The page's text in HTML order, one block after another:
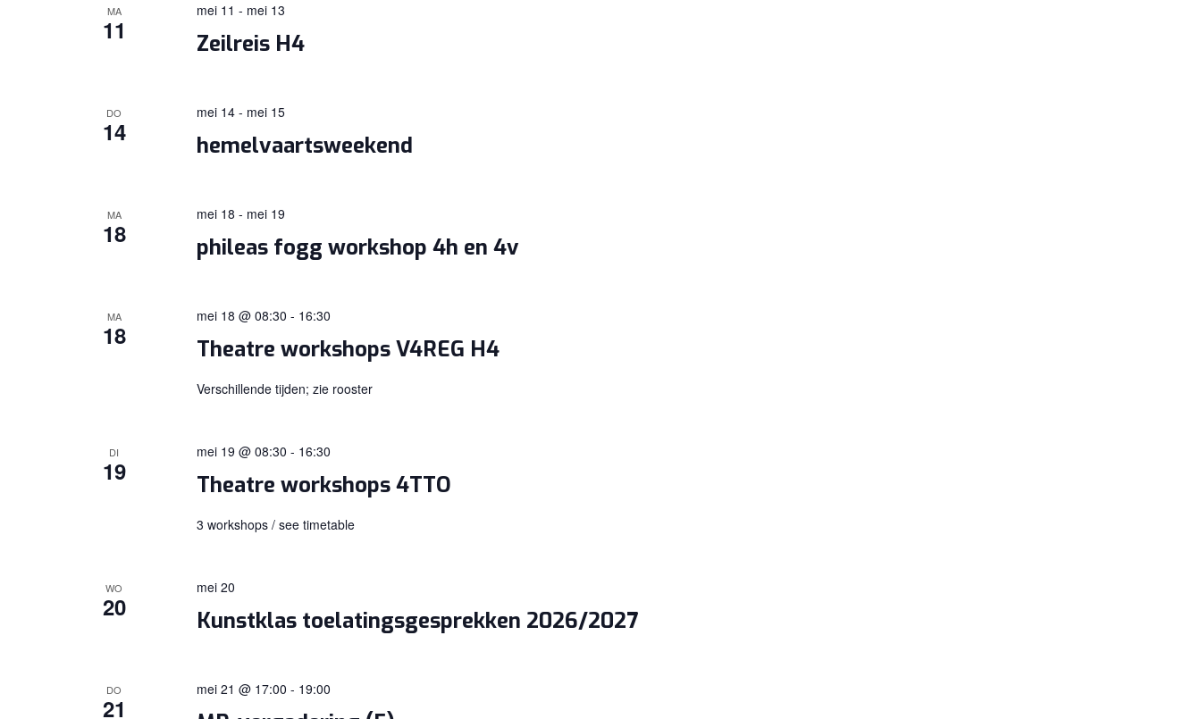
MA
11 Zeilreis H4
mei 11 - mei 13
DO
14 hemelvaartsweekend
mei 14- mei 15
MA
18 phileas fogg workshop 4h en 4v
mei 18 - mei 19
MA
18 Theatre workshops V4REG H4
mei 18 @ 08:30 - 16:30
Verschillende tijden; zie rooster
DI
19 Theatre workshops 4TTO
mei 19 @ 08:30 - 16:30
3 workshops / see timetable
WO
20 Kunstklas toelatingsgesprekken 2026/2027
mei 20
DO
21
mei 21 @ 17:00 - 19:00